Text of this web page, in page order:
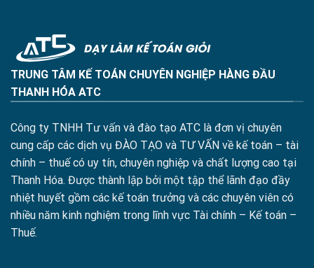
TRUNG TÂM KẾ TOÁN CHUYÊN NGHIỆP HÀNG ĐẦU
THANH HÓA ATC
Công ty TNHH Tư vấn và đào tạo ATC là đơn vị chuyên
cung cấp các dịch vụ ĐÀO TẠO và TƯ VẤN về kế toán – tài
chính – thuế có uy tín, chuyên nghiệp và chất lượng cao tại
Thanh Hóa. Được thành lập bởi một tập thể lãnh đạo đầy
nhiệt huyết gồm các kế toán trưởng và các chuyên viên có
nhiều năm kinh nghiệm trong lĩnh vực Tài chính – Kế toán –
Thuế.